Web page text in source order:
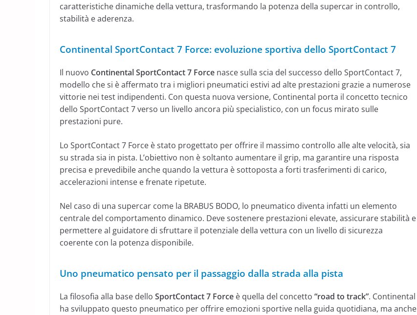
caratteristiche dinamiche della vettura, trasformando la potenza della supercar in controllo,
stabilità e aderenza.
Continental SportContact 7 Force: evoluzione sportiva dello SportContact 7
Il nuovo Continental SportContact 7 Force nasce sulla scia del successo dello SportContact 7,
modello che si è affermato tra i migliori pneumatici estivi ad alte prestazioni grazie a numerose
vittorie nei test indipendenti. Con questa nuova versione, Continental porta il concetto tecnico
dello SportContact 7 verso un livello ancora più specialistico, con un focus mirato sulle
prestazioni pure.
Lo SportContact 7 Force è stato progettato per offrire il massimo controllo alle alte velocità, sia
su strada sia in pista. L’obiettivo non è soltanto aumentare il grip, ma garantire una risposta
precisa e prevedibile anche quando la vettura è sottoposta a forti trasferimenti di carico,
accelerazioni intense e frenate ripetute.
Nel caso di una supercar come la BRABUS BODO, lo pneumatico diventa infatti un elemento
centrale del comportamento dinamico. Deve sostenere prestazioni elevate, assicurare stabilità e
permettere al guidatore di sfruttare il potenziale della vettura con un livello di sicurezza
coerente con la potenza disponibile.
Uno pneumatico pensato per il passaggio dalla strada alla pista
La filosofia alla base dello SportContact 7 Force è quella del concetto “road to track”. Continental
ha sviluppato questo pneumatico per offrire emozioni sportive nella guida quotidiana, ma anche